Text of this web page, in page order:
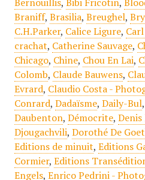
Braniff, Brasilia, Breughel,
C.H.Parker, Calice Ligure,
crachat, Catherine Sauvage,
Chicago, Chine, Chou En Lai,
Colomb, Claude Bauwens,
Evrard, Claudio Costa -
Conrard, Dadaïsme, Daily-Bul,
Daubenton, Démocrite, Denis
Djougachvili, Dorothé De
Editions de minuit, Editions
Cormier, Editions
Engels, Enrico Pedrini -